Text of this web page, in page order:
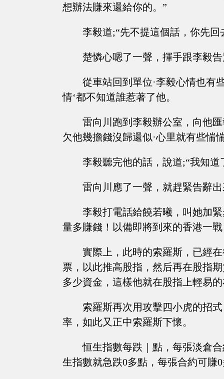
想辦法賺來還給你的。”
李毅道;“先不提這個話，你先回
楚憐心嗯了一聲，揮手跟李毅
從車站回到單位·李毅心情也有
情‘都不知道誰惹著了他。
雷向川跑到李毅辦公室，向他
欠他幾擔錢沒歸還似·心里就有些惴
李毅聽完他的話，說道;“我知
雷向川應了一聲，就趕緊告辭
李毅打電話給饒若曦，叫她加
量多賺錢！以備即將到來的香港一
實際上，此時的索羅斯，已經
票，以此推高股指，然后再在股指
多少資金，這樣他就在股指上輕易
索羅斯再次用攻擊四小虎的招
率，如此又正中索羅斯下懷。
恒生指數每跌｜點，每張淡倉
生指數就急跌0多點，每張合約可賺